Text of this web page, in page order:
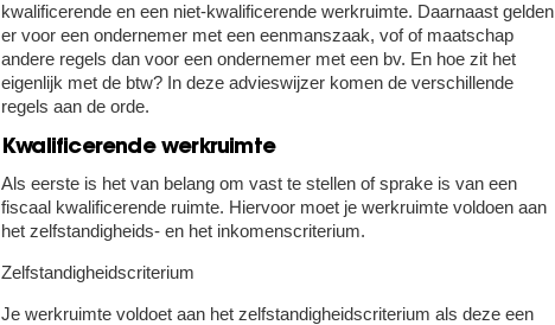
kwalificerende en een niet-kwalificerende werkruimte. Daarnaast gelden
er voor een ondernemer met een eenmanszaak, vof of maatschap
andere regels dan voor een ondernemer met een bv. En hoe zit het
eigenlijk met de btw? In deze advieswijzer komen de verschillende
regels aan de orde.
Kwalificerende werkruimte
Als eerste is het van belang om vast te stellen of sprake is van een
fiscaal kwalificerende ruimte. Hiervoor moet je werkruimte voldoen aan
het zelfstandigheids- en het inkomenscriterium.
Zelfstandigheidscriterium
Je werkruimte voldoet aan het zelfstandigheidscriterium als deze een